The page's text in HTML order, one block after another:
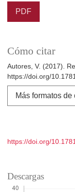
PDF
Cómo citar
Autores, V. (2017).
https://doi.org/
Más formatos de
https://doi.org/
Descargas